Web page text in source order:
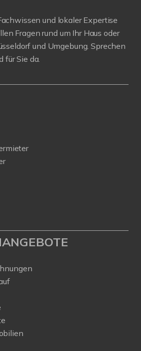
und lokaler Expertise
Fragen rund um Ihr Haus oder
und Umgebung. Sprechen
für Sie da.